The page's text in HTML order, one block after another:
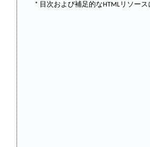
* 目次および補足的なHTMLリソース